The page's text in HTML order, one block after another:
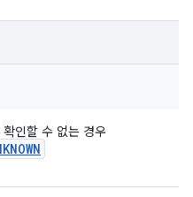
인할 수 없는 경우